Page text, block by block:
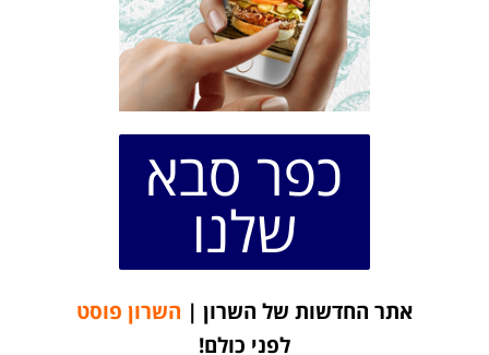
כפר סבא
שלנו
אתר החדשות של השרון | השרון פוסט
לפני כולם!